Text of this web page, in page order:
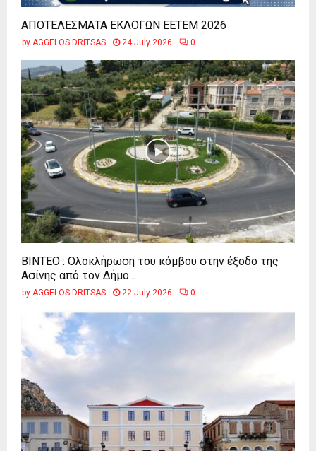
ΑΠΟΤΕΛΕΣΜΑΤΑ ΕΚΛΟΓΩΝ ΕΕΤΕΜ 2026
by AGGELOS DRITSAS 24 July 2026 0
ΒΙΝΤΕΟ : Ολοκλήρωση του κόμβου στην έξοδο της
Ασίνης από τον Δήμο...
by AGGELOS DRITSAS 22 July 2026 0